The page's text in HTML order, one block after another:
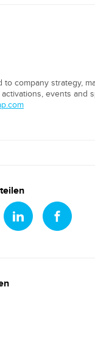
to company strategy,
events and